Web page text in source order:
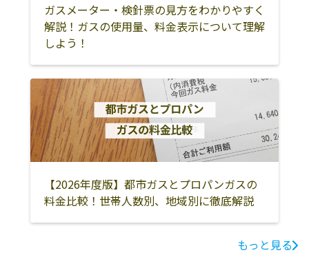
ガスメーター・検針票の見方をわかりやすく
解説！ガスの使用量、料金表示について理解
しよう！
【2026年度版】都市ガスとプロパンガスの
料金比較！世帯人数別、地域別に徹底解説
もっと見る